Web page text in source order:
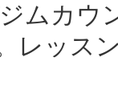
ムカウ
レッス